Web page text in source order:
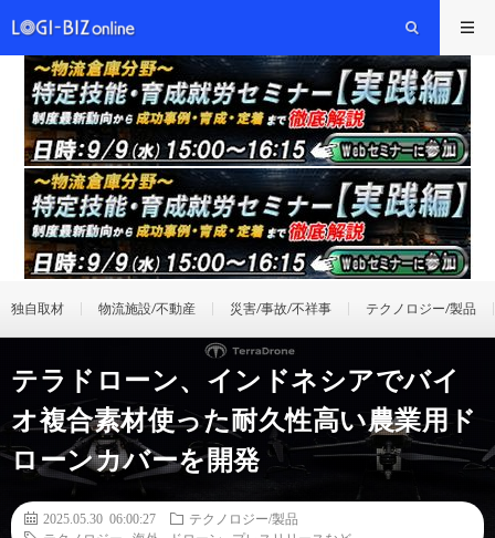
独自取材 物流施設/不動産 災害/事故/不祥事 テクノロジー/製品
テラドローン、インドネシアでバイ
オ複合素材使った耐久性高い農業用ド
ローンカバーを開発
2025.05.30 06:00:27
テクノロジー/製品